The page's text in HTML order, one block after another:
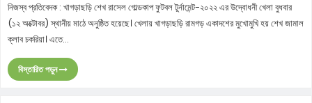
নিজস্ব প্রতিবেদক : খাগড়াছড়ি শেখ রাসেল গোল্ডকাপ ফুটবল টুর্নামেন্ট-২০২২ এর উদ্বোধনী খেলা বুধবার
(১২ অক্টোবর) স্থানীয় মাঠে অনুষ্ঠিত হয়েছে। খেলায় খাগড়াছড়ি রামগড় একাদশের মুখোমুখি হয় শেখ জামাল
ক্লাব চকরিয়া। এতে...
বিস্তারিত পড়ুন